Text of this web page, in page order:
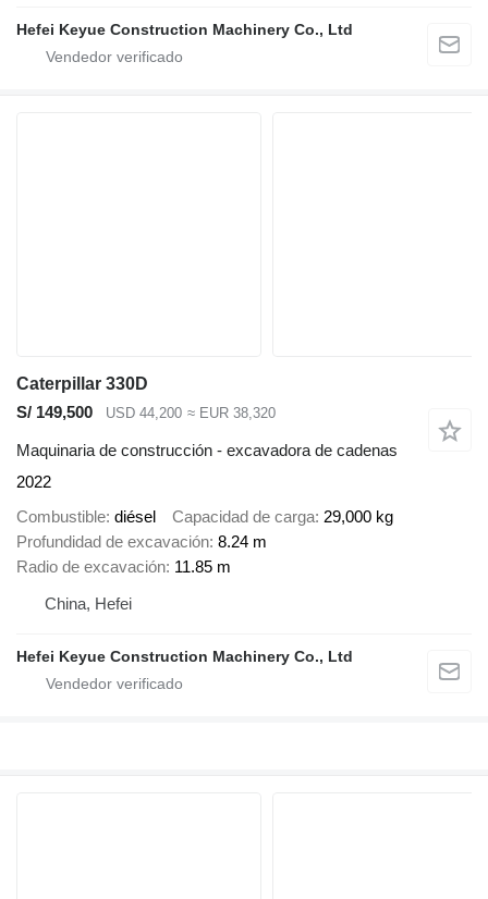
Hefei Keyue Construction Machinery Co., Ltd
Caterpillar 330D
S/ 149,500
USD 44,200 ≈ EUR 38,320
Maquinaria de construcción - excavadora de cadenas
2022
Combustible diésel Capacidad de carga 29,000 kg
Profundidad de excavación 8.24 m
Radio de excavación 11.85 m
China, Hefei
Hefei Keyue Construction Machinery Co., Ltd